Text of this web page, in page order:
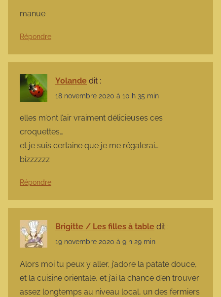
manue
Répondre
Yolande dit :
18 novembre 2020 à 10 h 35 min
elles m’ont l’air vraiment délicieuses ces
croquettes…
et je suis certaine que je me régalerai…
bizzzzzz
Répondre
Brigitte / Les filles à table dit :
19 novembre 2020 à 9 h 29 min
Alors moi tu peux y aller, j’adore la patate douce,
et la cuisine orientale, et j’ai la chance d’en trouver
assez longtemps au niveau local, un des fermiers